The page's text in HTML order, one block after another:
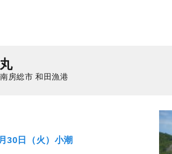
房総市 和田漁港
30日（火）小潮